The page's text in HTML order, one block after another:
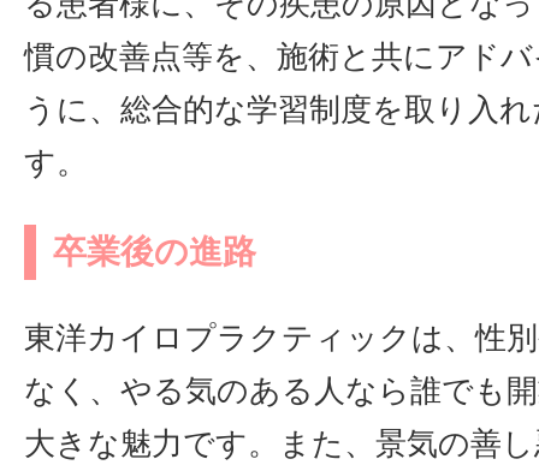
慣の改善点等を、施術と共にアド
うに、総合的な学習制度を取り入
す。
卒業後の進路
東洋カイロプラクティックは、性
なく、やる気のある人なら誰でも
大きな魅力です。また、景気の善